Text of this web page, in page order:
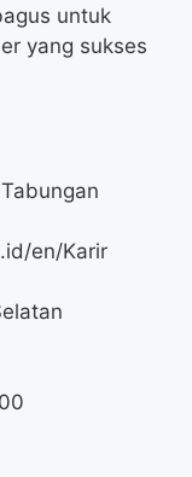
untuk
yang sukses
en/Karir